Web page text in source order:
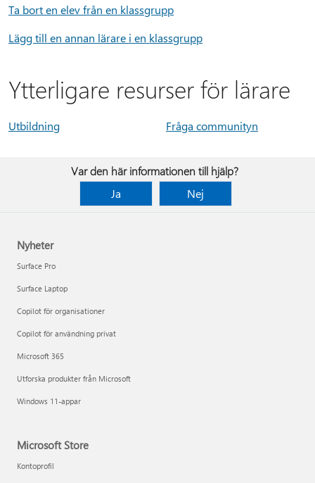
Ta bort en elev från en klassgrupp
Lägg till en annan lärare i en klassgrupp
Ytterligare resurser för lärare
Utbildning Fråga communityn
Var den här informationen till hjälp?
Ja
Nej
Nyheter
Surface Pro
Surface Laptop
Copilot för organisationer
Copilot för användning privat
Microsoft 365
Utforska produkter från Microsoft
Windows 11-appar
Microsoft Store
Kontoprofil